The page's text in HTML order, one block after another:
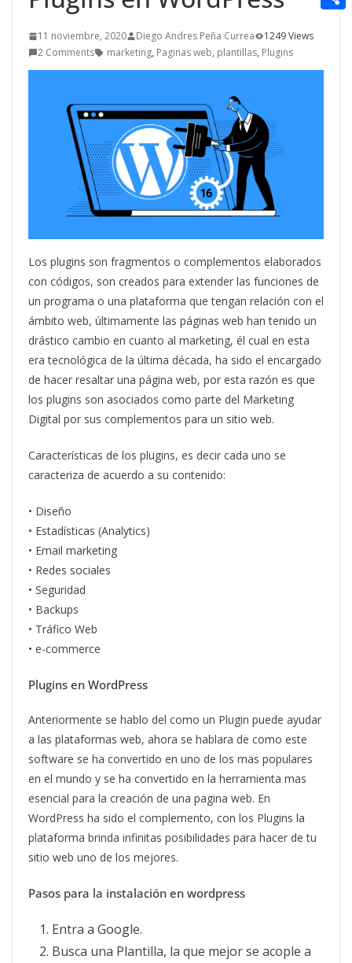
11 noviembre, 2020 Diego Andres Peña Currea
1249 Views
2 Comments
marketing, Paginas web, plantillas, Plugins
Los plugins son fragmentos o complementos elaborados
con códigos, son creados para extender las funciones de
un programa o una plataforma que tengan relación con el
ámbito web, últimamente las páginas web han tenido un
drástico cambio en cuanto al marketing, él cual en esta
era tecnológica de la última década, ha sido el encargado
de hacer resaltar una página web, por esta razón es que
los plugins son asociados como parte del Marketing
Digital por sus complementos para un sitio web.
Características de los plugins, es decir cada uno se
caracteriza de acuerdo a su contenido:
• Diseño
• Estadísticas (Analytics)
• Email marketing
• Redes sociales
• Seguridad
• Backups
• Tráfico Web
• e-commerce
Plugins en WordPress
Anteriormente se hablo del como un Plugin puede ayudar
a las plataformas web, ahora se hablara de como este
software se ha convertido en uno de los mas populares
en el mundo y se ha convertido en la herramienta mas
esencial para la creación de una pagina web. En
WordPress ha sido el complemento, con los Plugins la
plataforma brinda infinitas posibilidades para hacer de tu
sitio web uno de los mejores.
Pasos para la instalación en wordpress
Entra a Google.
Busca una Plantilla, la que mejor se acople a
n
r
a
dm